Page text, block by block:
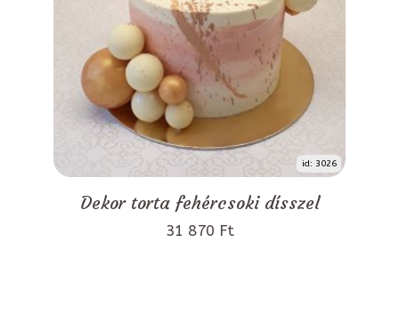
id: 3026
Dekor torta fehércsoki dísszel
31 870 Ft